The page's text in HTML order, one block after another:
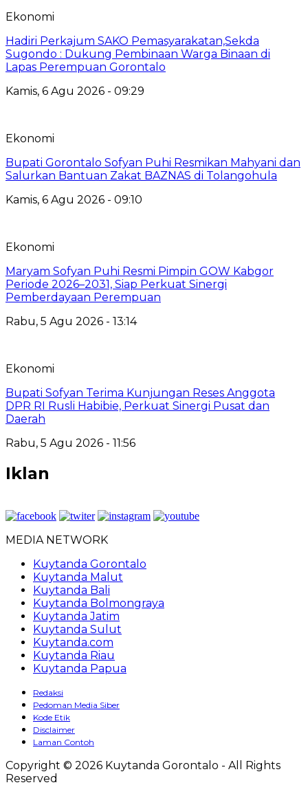
Ekonomi
Hadiri Perkajum SAKO Pemasyarakatan,Sekda
Sugondo : Dukung Pembinaan Warga Binaan di
Lapas Perempuan Gorontalo
Kamis, 6 Agu 2026 - 09:29
Ekonomi
Bupati Gorontalo Sofyan Puhi Resmikan Mahyani dan
Salurkan Bantuan Zakat BAZNAS di Tolangohula
Kamis, 6 Agu 2026 - 09:10
Ekonomi
Maryam Sofyan Puhi Resmi Pimpin GOW Kabgor
Periode 2026–2031, Siap Perkuat Sinergi
Pemberdayaan Perempuan
Rabu, 5 Agu 2026 - 13:14
Ekonomi
Bupati Sofyan Terima Kunjungan Reses Anggota
DPR RI Rusli Habibie, Perkuat Sinergi Pusat dan
Daerah
Rabu, 5 Agu 2026 - 11:56
Iklan
MEDIA NETWORK
Kuytanda Gorontalo
Kuytanda Malut
Kuytanda Bali
Kuytanda Bolmongraya
Kuytanda Jatim
Kuytanda Sulut
Kuytanda.com
Kuytanda Riau
Kuytanda Papua
Redaksi
Pedoman Media Siber
Kode Etik
Disclaimer
Laman Contoh
Copyright © 2026 Kuytanda Gorontalo - All Rights
Reserved